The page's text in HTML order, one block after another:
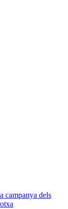
campanya dels